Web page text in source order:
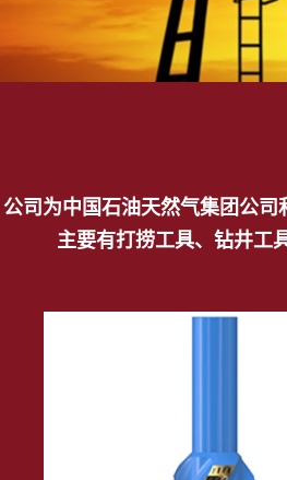
公司为中国石油天然气集团公
主要有打捞工具、钻井工